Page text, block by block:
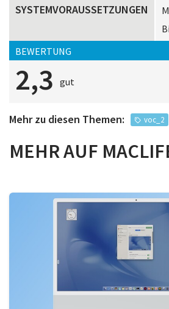
SYSTEMVORAUSSETZUNGEN
BEWERTUNG
2,3 gut
Mehr zu diesen Themen: voc_2
MEHR AUF